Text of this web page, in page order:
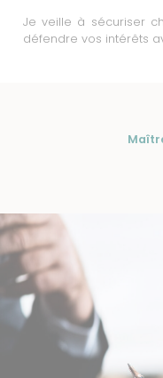
Je veille à sécuriser
défendre vos intérêts